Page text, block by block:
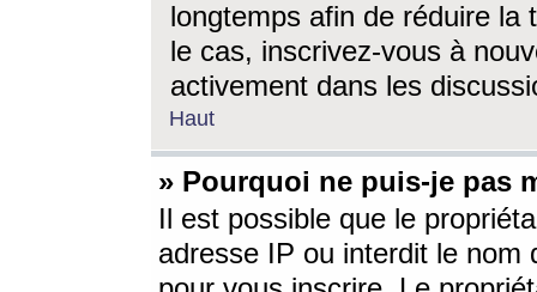
longtemps afin de réduire la
le cas, inscrivez-vous à
activement dans les
Haut
» Pourquoi ne puis-je pas
Il est possible que le
adresse IP ou interdit le nom